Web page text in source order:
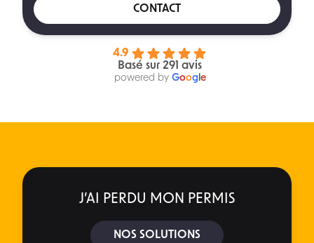
CONTACT
4.9
Basé sur 291 avis
powered by Googl e
J’AI PERDU MON PERMIS
NOS SOLUTIONS